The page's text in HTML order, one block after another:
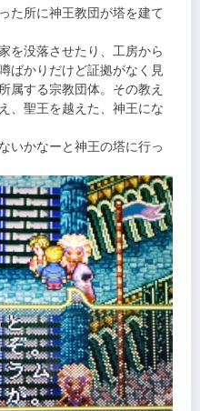
た所に神王教団が塔を建て
を没落させたり、工房から
ばかりだけど証拠がなく見
属する宗教団体。その教え
、聖王を越えた、神王にな
いかなーと神王の塔に行っ